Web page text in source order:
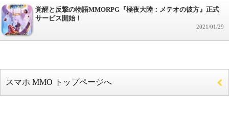
覚醒と反撃の物語MMORPG『極夜大陸：メテオの彼方』正式
サービス開始！
2021/01/29
スマホ MMO トップページへ